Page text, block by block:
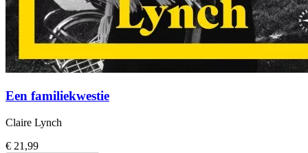
Een familiekwestie
Claire Lynch
€ 21,99